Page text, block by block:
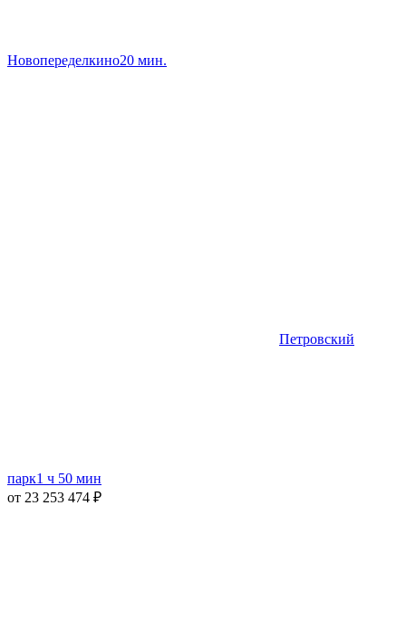
Новопеределкино20 мин.
Петровский
парк1 ч 50 мин
от 23 253 474 ₽